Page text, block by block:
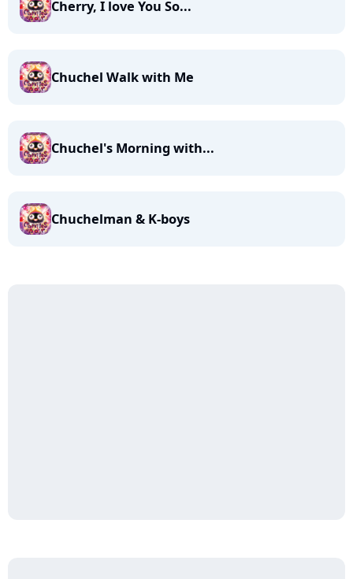
Cherry, I love You So...
Chuchel Walk with Me
Chuchel's Morning with...
Chuchelman & K-boys